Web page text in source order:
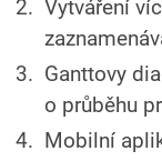
Vytváření
Ganttovy
o průběhu
Mobilní